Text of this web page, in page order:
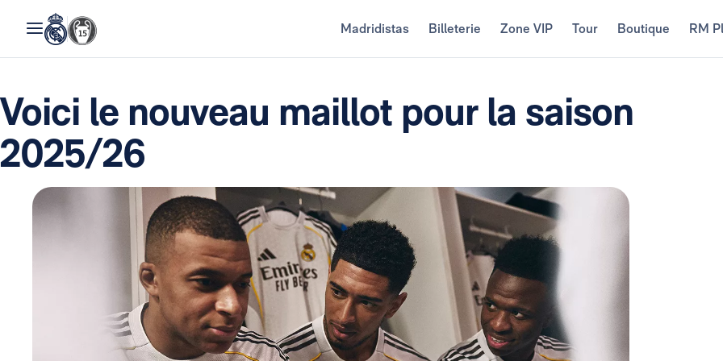
Madridistas Billeterie Zone VIP Tour Boutique RM
Voici le nouveau maillot pour la saison
2025/26